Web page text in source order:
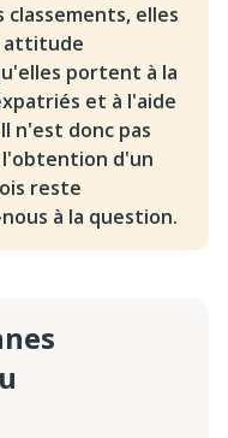
elles
attitude
portent à la
et à l'aide
n'est donc pas
d'un
reste
à la question.